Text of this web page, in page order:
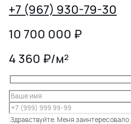
+7 (967) 930-79-30
10 700 000 ₽
4 360 ₽/м²